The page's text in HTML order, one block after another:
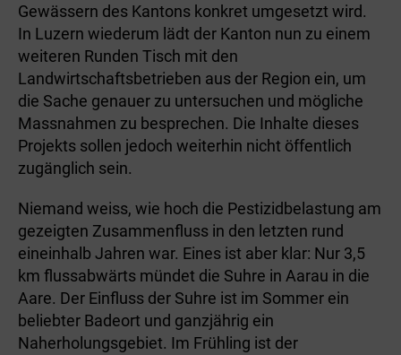
Gewässern des Kantons konkret umgesetzt wird.
In Luzern wiederum lädt der Kanton nun zu einem
weiteren Runden Tisch mit den
Landwirtschaftsbetrieben aus der Region ein, um
die Sache genauer zu untersuchen und mögliche
Massnahmen zu besprechen­. Die Inhalte dieses
Projekts sollen jedoch weiterhin nicht öffentlich
zugänglich sein.
Niemand weiss, wie hoch die Pestizidbelastung am
gezeigten Zusammenfluss in den letzten rund
eineinhalb Jahren war. Eines ist aber klar: Nur 3,5
km flussabwärts mündet die Suhre in Aarau in die
Aare. Der Einfluss der Suhre ist im Sommer ein
beliebter Badeort und ganzjährig ein
Naherholungsgebiet. Im Frühling ist der